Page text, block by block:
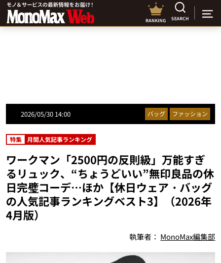
RANKING SEARCH
2026/05/30 14:00 バッグ ファッション
特集 月間人気記事ランキング
ワークマン「2500円の反則級」万能すぎ
るリュック、“ちょうどいい”無印良品の休
日完璧コーデ…ほか【休日ウェア・バッグ
の人気記事ランキングベスト3】（2026年
4月版）
執筆者： MonoMax編集部